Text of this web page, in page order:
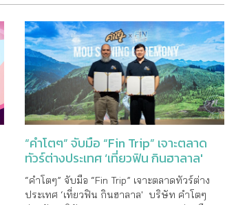
“คำโตๆ” จับมือ “Fin Trip” เจาะตลาด
ทัวร์ต่างประเทศ ‘เที่ยวฟิน กินฮาลาล'
“คำโตๆ” จับมือ “Fin Trip” เจาะตลาดทัวร์ต่าง
ประเทศ ‘เที่ยวฟิน กินฮาลาล' บริษัท คำโตๆ